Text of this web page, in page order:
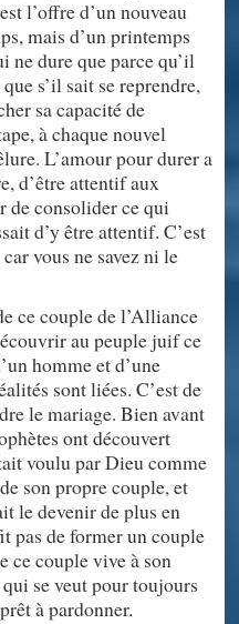
l’offre d’un nouveau
mais d’un printemps
ne dure que parce qu’il
s’il sait se reprendre,
sa capacité de
à chaque nouvel
L’amour pour durer a
d’être attentif aux
de consolider ce qui
d’y être attentif. C’est
vous ne savez ni le
ce couple de l’Alliance
au peuple juif ce
homme et d’une
sont liées. C’est de
le mariage. Bien avant
ont découvert
voulu par Dieu comme
son propre couple, et
le devenir de plus en
pas de former un couple
ce couple vive à son
se veut pour toujours
à pardonner.